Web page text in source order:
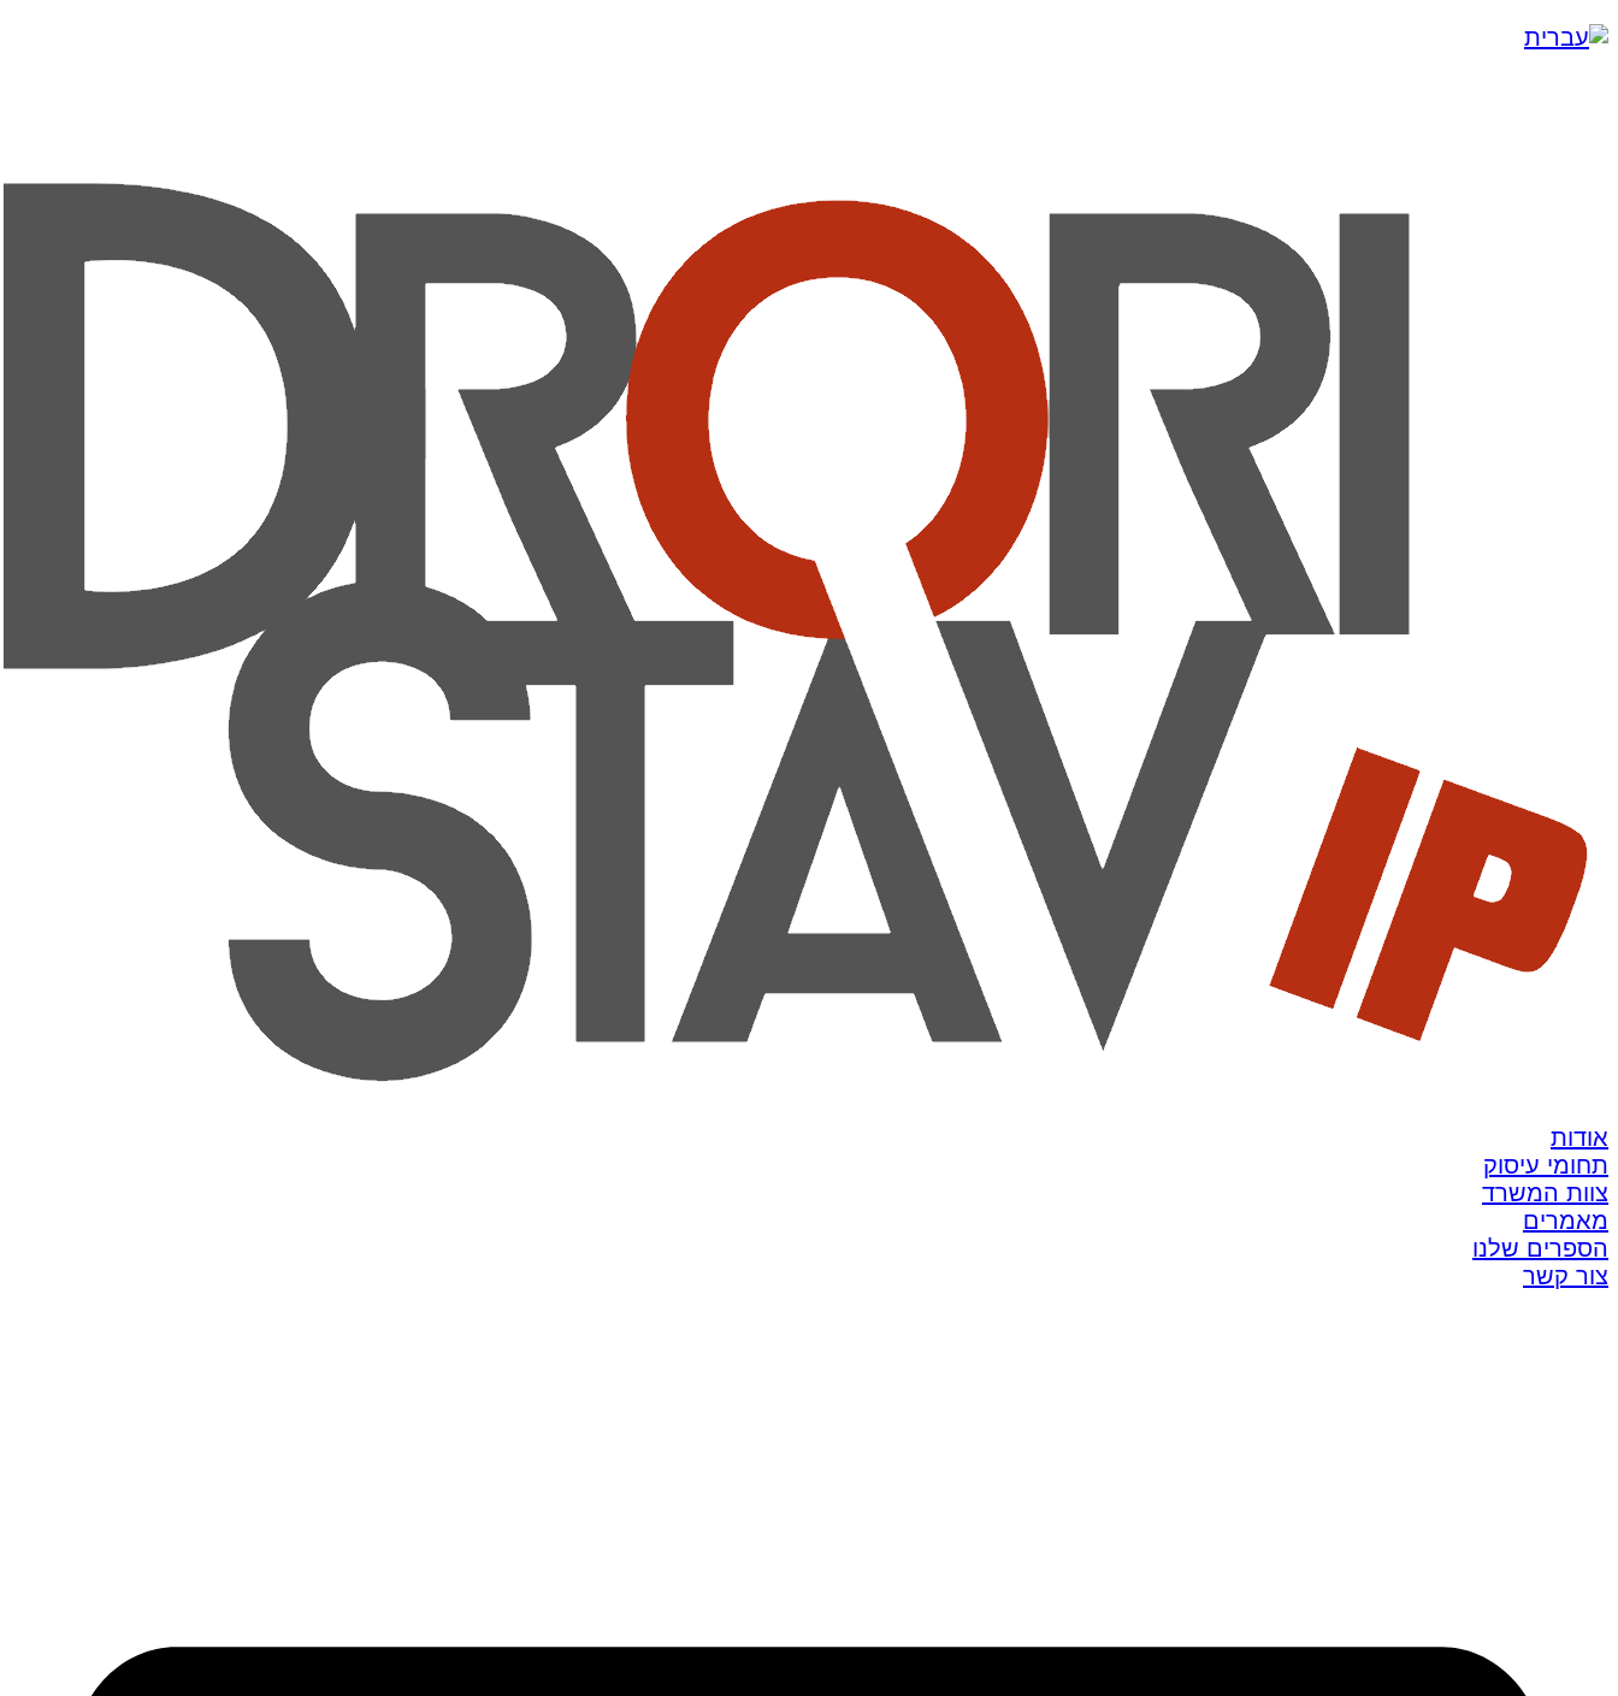
אודות
תחומי עיסוק
צוות המשרד
מאמרים
הספרים שלנו
צור קשר